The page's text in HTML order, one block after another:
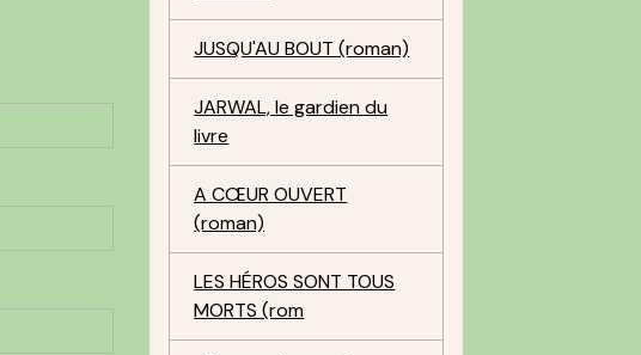
JUSQU'AU BOUT (roman)
JARWAL, le gardien du
livre
A CŒUR OUVERT
(roman)
LES HÉROS SONT TOUS
MORTS (rom